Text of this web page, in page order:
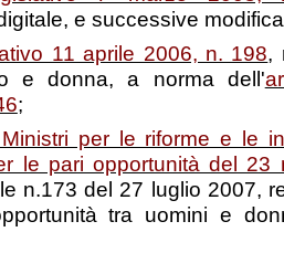
e successive
11 aprile 2006, n. 198,
e donna, a norma dell'
;
per le riforme e le
le pari opportunità del 23
n.173 del 27 luglio 2007,
tra uomini e